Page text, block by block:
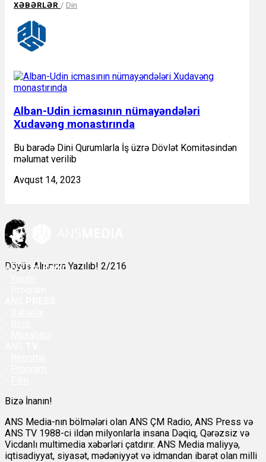
XƏBƏRLƏR / Din
Alban-Udin icmasının nümayəndələri
Xudavəng monastırında
Bu barədə Dini Qurumlarla İş üzrə Dövlət Komitəsindən
məlumat verilib
Avqust 14, 2023
Döyüş Alnınıza Yazılıb! 2/216
ANSÇM Radio
Bizə İnanın!
ANS Media-nın bölmələri olan ANS ÇM Radio, ANS Press və
ANS TV 1988-ci ildən milyonlarla insana Dəqiq, Qərəzsiz və
Vicdanlı multimedia xəbərləri çatdırır. ANS Media maliyyə,
iqtisadiyyat, siyasət, mədəniyyət və idmandan ibarət olan milli